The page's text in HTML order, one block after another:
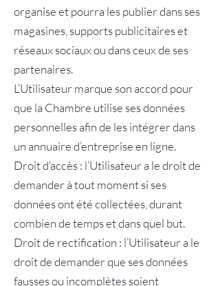
organise et pourra les publier dans ses
magasines, supports publicitaires et
réseaux sociaux ou dans ceux de ses
partenaires.
L’Utilisateur marque son accord pour
que la Chambre utilise ses données
personnelles afin de les intégrer dans
un annuaire d’entreprise en ligne.
Droit d’accès : l’Utilisateur a le droit de
demander à tout moment si ses
données ont été collectées, durant
combien de temps et dans quel but.
Droit de rectification : l’Utilisateur a le
droit de demander que ses données
fausses ou incomplètes soient